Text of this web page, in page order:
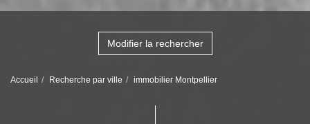
Modifier la rechercher
Accueil Recherche par ville immobilier Montpellier